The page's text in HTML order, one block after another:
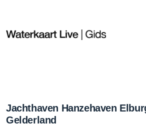
Jachthaven Hanzehaven
Gelderland